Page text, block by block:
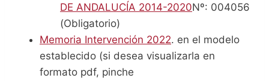
DE ANDALUCÍA 2014-2020Nº: 004056
(Obligatorio)
Memoria Intervención 2022. en el modelo
establecido (si desea visualizarla en
formato pdf, pinche